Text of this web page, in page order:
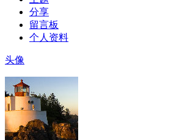
分享
留言板
个人资料
头像